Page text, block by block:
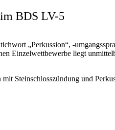
BDS LV-5
„Perkussion“, -
Einzelwettbewerbe liegt
Steinschlosszündung und